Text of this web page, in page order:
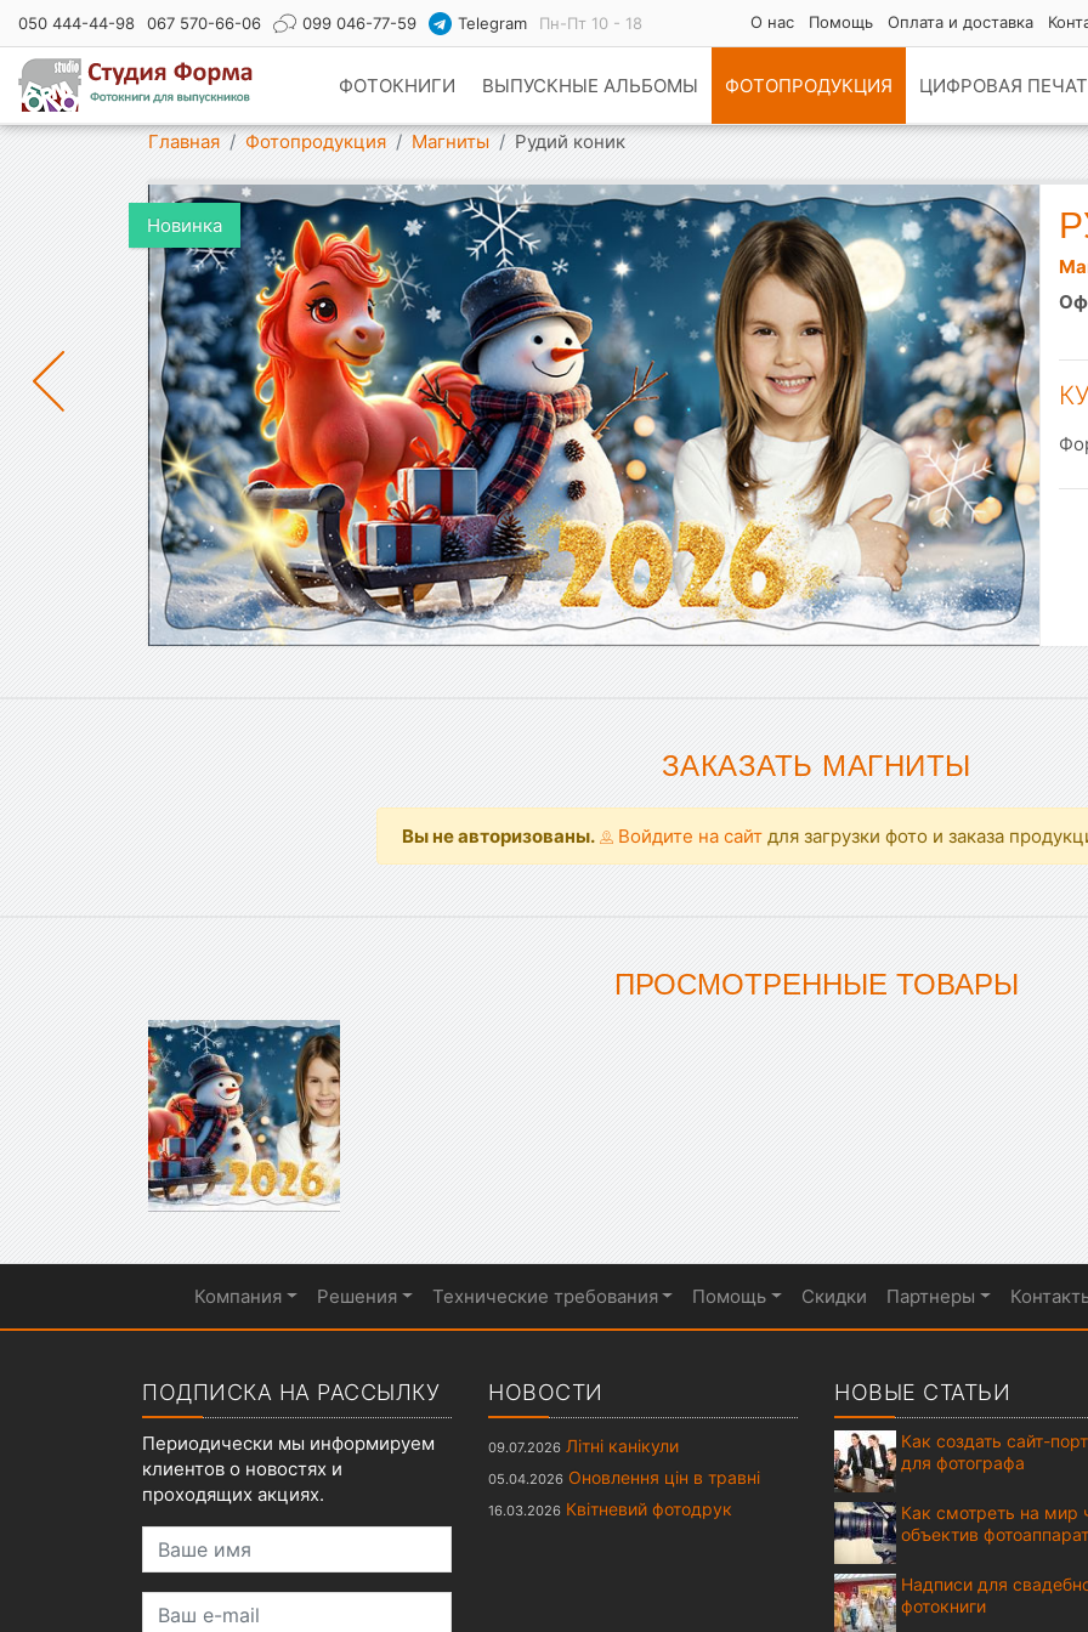
050 444-44-98 067 570-66-06 099 046-77-59 Telegram Пн-Пт 10 - 18 О нас Помощь Оплата и доставка
Показать меню ФОТОКНИГИ ВЫПУСКНЫЕ АЛЬБОМЫ ФОТОПРОДУКЦИЯ ЦИФРОВАЯ
Главная Фотопродукция Магниты Рудий коник
Новинка
ЗАКАЗАТЬ МАГНИТЫ
Вы не авторизованы. Войдите на сайт для загрузки фото и заказа
ПРОСМОТРЕННЫЕ ТОВАРЫ
Показать меню
Компания Решения Технические требования Помощь Скидки Партнеры
ПОДПИСКА НА РАССЫЛКУ
Периодически мы информируем
клиентов о новостях и
проходящих акциях.
Ваше имя
Ваш e-mail
НОВОСТИ
09.07.2026 Літні канікули
05.04.2026 Оновлення цін в травні
16.03.2026 Квітневий фотодрук
НОВЫЕ СТАТЬИ
Как создать сайт-
для фотографа
Как смотреть на мир
объектив
Надписи для
фотокниги